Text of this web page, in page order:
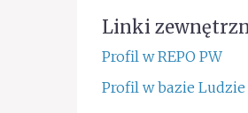
Linki
Profil w REPO PW
Profil w bazie